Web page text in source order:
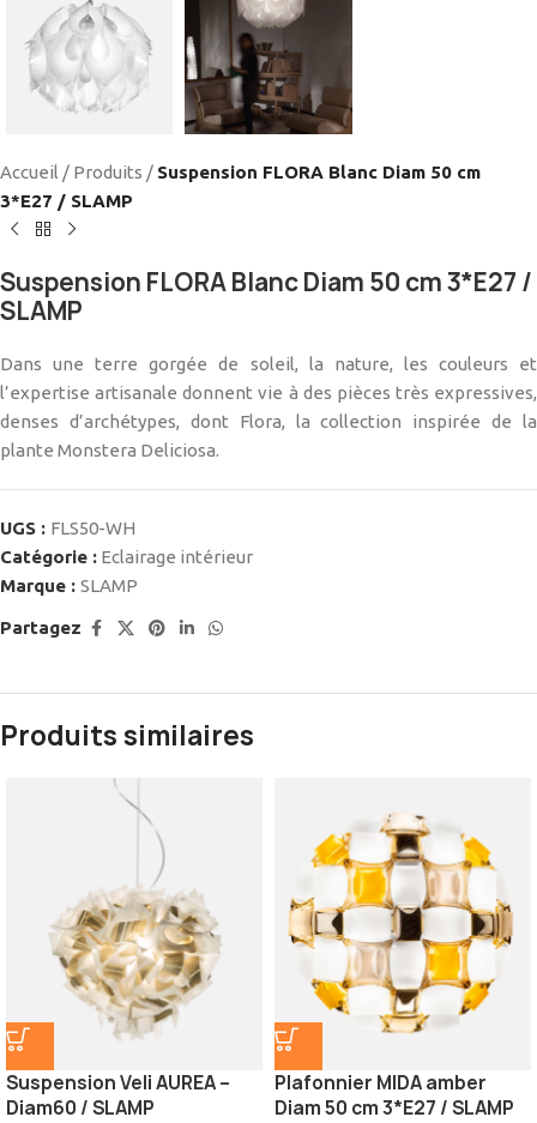
Accueil / Produits / Suspension FLORA Blanc Diam 50 cm
3*E27 / SLAMP
Suspension FLORA Blanc Diam 50 cm 3*E27 /
SLAMP
Dans une terre gorgée de soleil, la nature, les couleurs et
l’expertise artisanale donnent vie à des pièces très expressives,
denses d’archétypes, dont Flora, la collection inspirée de la
plante Monstera Deliciosa.
UGS : FLS50-WH
Catégorie : Eclairage intérieur
Marque : SLAMP
Partagez
Produits similaires
Suspension Veli AUREA –
Diam60 / SLAMP
Plafonnier MIDA amber
Diam 50 cm 3*E27 / SLAMP